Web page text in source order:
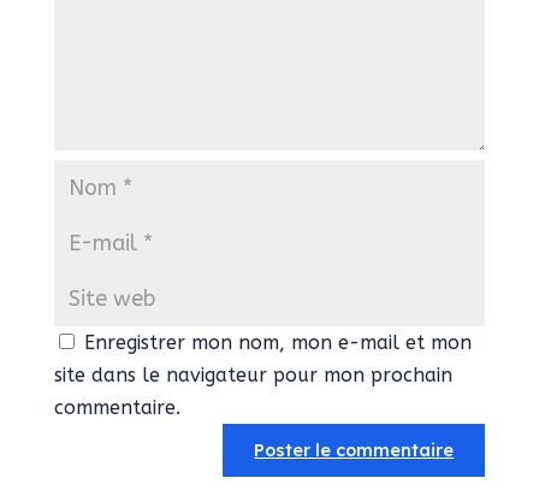
Enregistrer mon nom, mon e-mail et mon
site dans le navigateur pour mon prochain
commentaire.